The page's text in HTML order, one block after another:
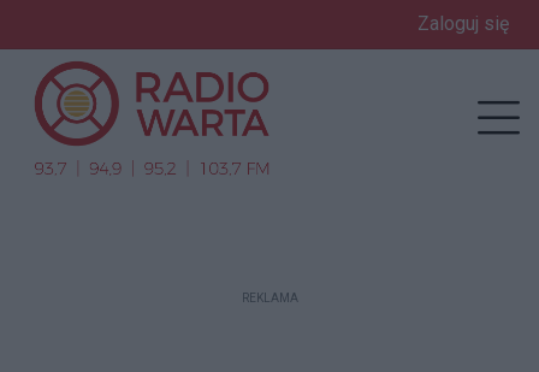
Zaloguj się
REKLAMA